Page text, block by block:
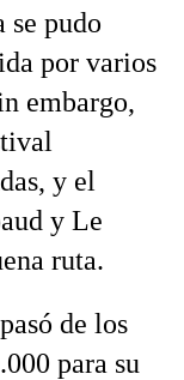
se pudo
por varios
embargo,
y el
y Le
ruta.
de los
para su